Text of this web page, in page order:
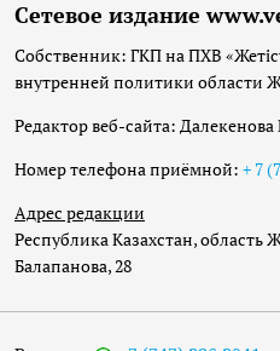
Сетевое издание
Собственник: ГКП на ПХВ
внутренней политики области
Редактор веб-сайта:
Номер телефона приёмной: + 7
Адрес редакции
Республика Казахстан, область
Балапанова, 28